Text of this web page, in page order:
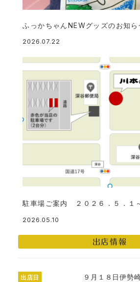
ふっかちゃんNEWグッズのお知ら
2026.07.22
駐車場ご案内 ２０２６．５．１
投稿日
2026.05.10
出店情報
出店日
９月１８日伊勢